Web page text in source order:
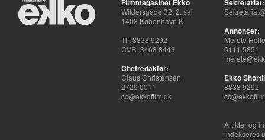
Filmmagasinet Ekko
Wildersgade 32, 2. sal
1408 København K
Tlf. 8838 9292
CVR. 3468 8443
Chefredaktør:
Claus Christensen
2729 0011
cc@ekkofilm.dk
Sekretariat:
Annoncer:
Merete
6111 5851
Ekko
8838 9292
Artikler og
indekseres